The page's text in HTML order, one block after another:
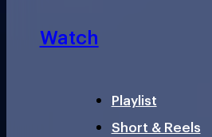
Watch
Playlist
Short & Reels